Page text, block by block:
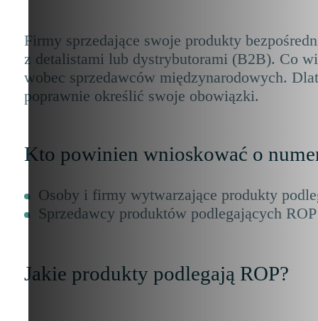
Firmy sprzedające swoje produkty
z detalistami lub dystrybutorami (B2B). Co
wobec sprzedawców międzynarodowych.
poprawnie określić swoje obowiązki.
Kto powinien wnioskować o
Osoby i firmy wytwarzające produkty
Sprzedawcy produktów podlegających ROP
Jakie produkty podlegają ROP?